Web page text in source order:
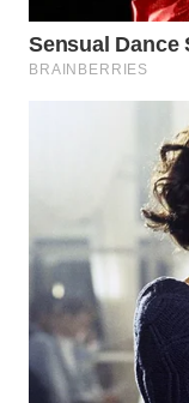
WAHANA
OTOMOTIF
DESA
WISATA
LAPAK
WAHANA